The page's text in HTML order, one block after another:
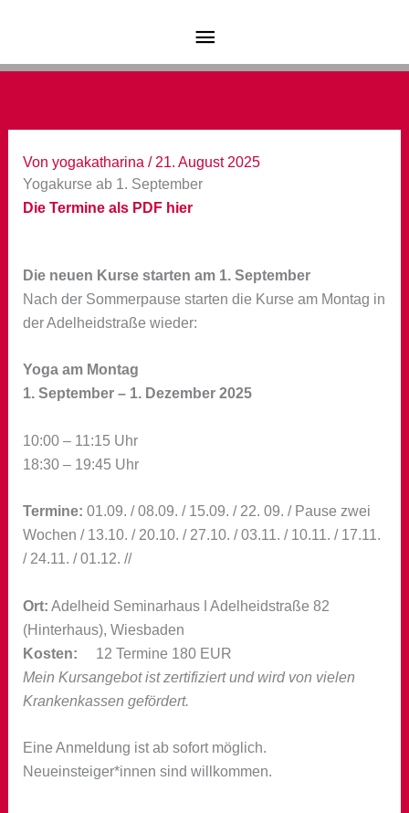
Hauptmenü
Von yogakatharina / 21. August 2025
Yogakurse ab 1. September
Die Termine als PDF hier
Die neuen Kurse starten am 1. September
Nach der Sommerpause starten die Kurse am Montag in
der Adelheidstraße wieder:
Yoga am Montag
1. September – 1. Dezember 2025
10:00 – 11:15 Uhr
18:30 – 19:45 Uhr
Termine: 01.09. / 08.09. / 15.09. / 22. 09. / Pause zwei
Wochen / 13.10. / 20.10. / 27.10. / 03.11. / 10.11. / 17.11.
/ 24.11. / 01.12. //
Ort: Adelheid Seminarhaus ǀ Adelheidstraße 82
(Hinterhaus), Wiesbaden
Kosten:
12 Termine 180 EUR
Mein Kursangebot ist zertifiziert und wird von vielen
Krankenkassen gefördert.
Eine Anmeldung ist ab sofort möglich.
Neueinsteiger*innen sind willkommen.